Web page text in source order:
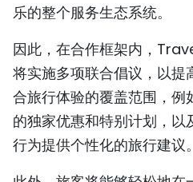
乐的整个服务生态系统。
因此，在合作框架内，
将实施多项联合倡议，以提
合旅行体验的覆盖范围，例
的独家优惠和特别计划，
行为提供个性化的旅行建议。